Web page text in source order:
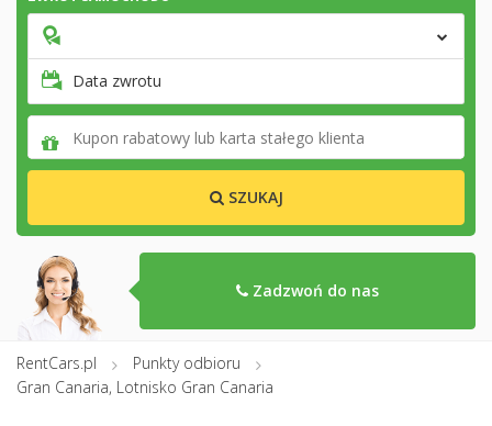
Data zwrotu
SZUKAJ
Zadzwoń do nas
RentCars.pl
Punkty odbioru
Gran Canaria, Lotnisko Gran Canaria